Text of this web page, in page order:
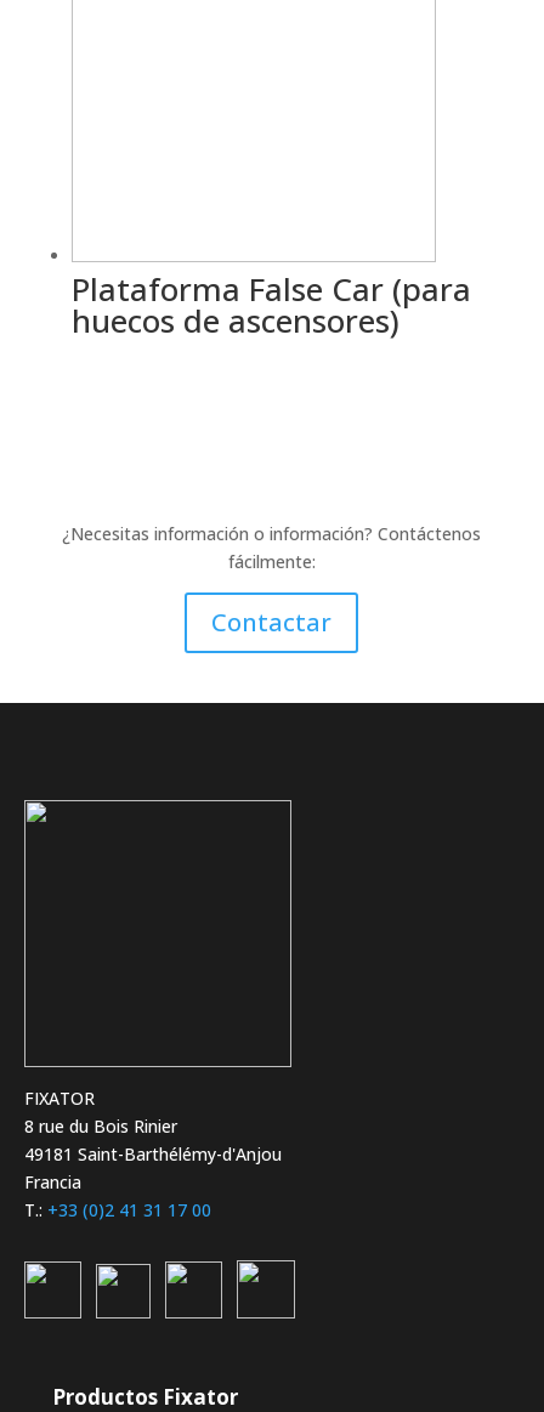
Plataforma False Car (para
huecos de ascensores)
¿Necesitas información o información? Contáctenos
fácilmente:
Contactar
FIXATOR
8 rue du Bois Rinier
49181 Saint-Barthélémy-d'Anjou
Francia
T.: +33 (0)2 41 31 17 00
Productos Fixator